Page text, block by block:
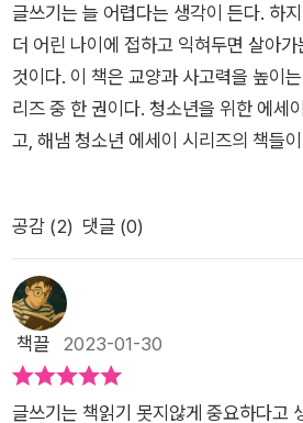
취업은 물론 창업에서도 독서와 글쓰기
자 힘이며, 디지털 환경에서 글쓰기 실
있어요.우선 글쓰기를 배운다고 해서 처
요. 그래서 글쓰기의 공포를 없앨 수 있
써보는 연습을 하는 거예요. 글을 쓰기
가 있는데, 글의 뼈대를 잡아주는 구조
문장 쓰기, 정확한 문법 익히기, 헷갈리
들 수 있어요.글을 잘 쓰고 싶다면 어떤
정하고, 유형별 글쓰기 훈련법을 따라야
글쓰기 방법과 종류별 글쓰기 작성요령
있어요. 기본 예시글과 수정한 글이 차례
점과 핵심을 확인할 수 있어요. 여러 종
글쓰기는 늘 어렵다는 생각이 든다. 하
더 어린 나이에 접하고 익혀두면 살아
것이다. ​이 책은 교양과 사고력을 높이
리즈 중 한 권이다. 청소년을 위한 에세
고, 해냄 청소년 에세이 시리즈의 책들
청소년에게 글쓰기를 안내해주는 책이
저하되는 시대에 25년간 기자로 활동한
요 짜기, 자료 조사하기, 문장 쓰기, 퇴고
알아야 할 글쓰기 이론과 실전의 모든
신 글을 써주는 시대에도 글쓰기의 힘은
공감 (2) 댓글 (0)
책끌 2023-01-30
글쓰기는 책읽기 못지않게 중요하다고